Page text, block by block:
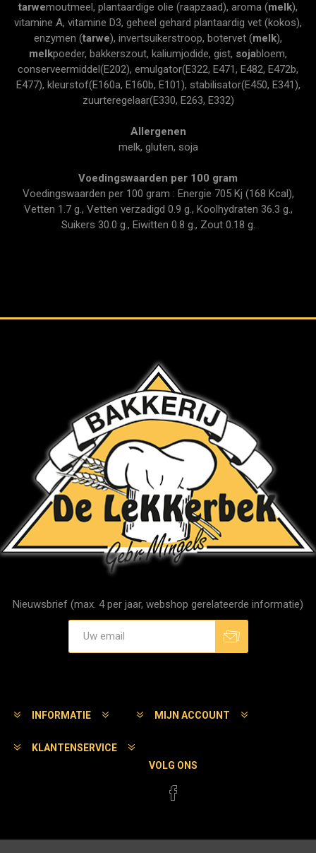
tarwemoutmeel, plantaardige olie (raapzaad), aroma (melk),
vitamine A, vitamine D3, geheel gehard plantaardig vet (kokos),
enzymen (tarwe), invertsuikerstroop, botervet (melk),
melkpoeder, bakkerszout, kaliumjodide, gist, sojabloem,
conserveermiddel(E202), emulgator(E322, E471, E482, E472b,
E477), kleurstof(E160a, E160b, E101), stabilisator(E450, E341),
zuurteregelaar(E330, E263, E332)
Allergenen
melk, gluten, soja
Voedingswaarden per 100 gram
Voedingswaarden per 100 gram : Energie 705 Kj (168 Kcal),
Vetten 1.7 g., Vetten verzadigd 0.9 g., Koolhydraten 36.3 g.,
Suikers 30.0 g., Eiwitten 0.8 g., Zout 0.18 g.
Nieuwsbrief (max. 4 per jaar, webshop gerelateerde informatie)
INFORMATIE MIJN ACCOUNT
KLANTENSERVICE
VOLG ONS